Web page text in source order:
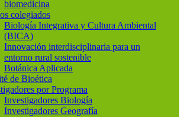
biomedicina
colegiados
Biología Integrativa y Cultura Ambiental
(BICA)
Innovación interdisciplinaria para un
entorno rural sostenible
Botánica Aplicada
de Bioética
por Programa
Investigadores Biología
Investigadores Geografía